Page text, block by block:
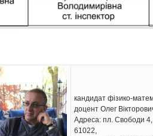
кандидат фізико-
доцент Олег
Адреса: пл. Свободи 4,
61022,